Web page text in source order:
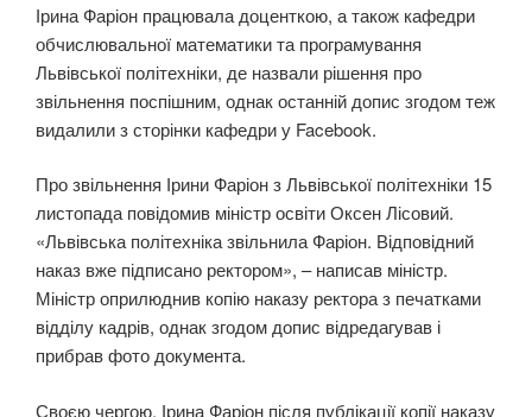
Ірина Фаріон працювала доценткою, а також кафедри
обчислювальної математики та програмування
Львівської політехніки, де назвали рішення про
звільнення поспішним, однак останній допис згодом теж
видалили з сторінки кафедри у Facebook.
Про звільнення Ірини Фаріон з Львівської політехніки 15
листопада повідомив міністр освіти Оксен Лісовий.
«Львівська політехніка звільнила Фаріон. Відповідний
наказ вже підписано ректором», – написав міністр.
Міністр оприлюднив копію наказу ректора з печатками
відділу кадрів, однак згодом допис відредагував і
прибрав фото документа.
Своєю чергою, Ірина Фаріон після публікації копії наказу